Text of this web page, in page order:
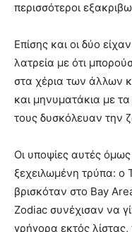
περισσότεροι
Επίσης και οι δύο
λατρεία με ότι
στα χέρια των άλλων
και μηνυματάκια με τα
τους δυσκόλευαν την
Οι υποψίες αυτές
ξεχειλωμένη τρύπα: ο
βρισκόταν στο Bay
Zodiac συνέχισαν να
γρήγορα εκτός